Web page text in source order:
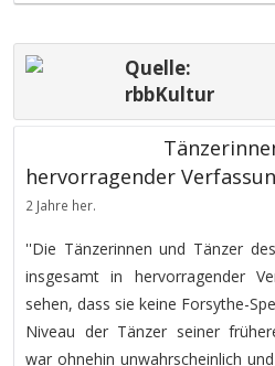
Quelle:
rbbKultur
hervorragender
2 Jahre her.
''Die Tänzerinnen und Tänzer
insgesamt in hervorragender
sehen, dass sie keine Forsythe-
Niveau der Tänzer seiner
war ohnehin unwahrscheinlich